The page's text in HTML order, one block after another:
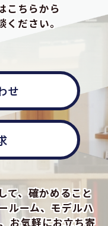
こちらから
ださい。
せ
て、確かめること
ルーム、モデルハ
お気軽にお立ち寄